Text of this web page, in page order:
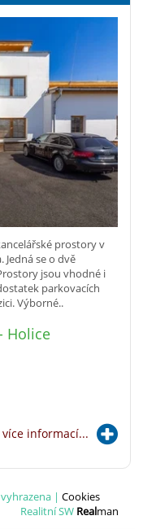
prostory v
se o dvě
jsou vhodné i
parkovacích
Výborné..
Holice
více informací...
| Cookies
Realitní SW Realman